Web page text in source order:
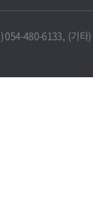
054-480-6133, (기타